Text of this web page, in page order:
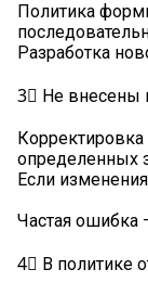
Политика
Разработка
3⃣ Не внесены
Корректировка
определенных
Если
Частая ошибка
4⃣ В политике